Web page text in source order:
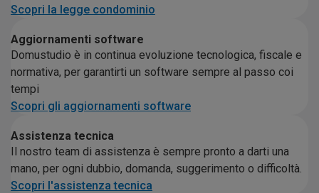
Scopri la legge condominio
Aggiornamenti software
Domustudio è in continua evoluzione tecnologica, fiscale e
normativa, per garantirti un software sempre al passo coi
tempi
Scopri gli aggiornamenti software
Assistenza tecnica
Il nostro team di assistenza è sempre pronto a darti una
mano, per ogni dubbio, domanda, suggerimento o difficoltà.
Scopri l'assistenza tecnica